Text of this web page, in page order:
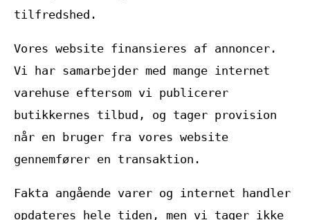
tilfredshed.
Vores website finansieres af annoncer.
Vi har samarbejder med mange internet
varehuse eftersom vi publicerer
butikkernes tilbud, og tager provision
når en bruger fra vores website
gennemfører en transaktion.
Fakta angående varer og internet handler
opdateres hele tiden, men vi tager ikke